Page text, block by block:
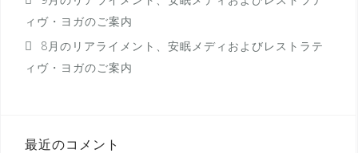
ィヴ・ヨガのご案内
8月のリアライメント、安眠メディおよびレストラテ
ィヴ・ヨガのご案内
最近のコメント